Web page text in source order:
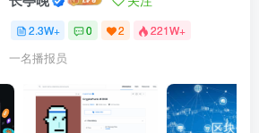
2.3W+ 0 2 221W+
一名播报员